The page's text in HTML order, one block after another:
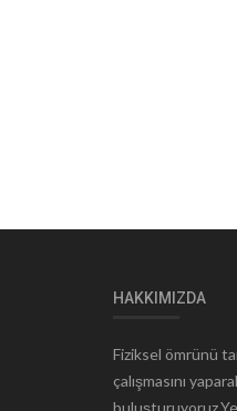
HAKKIMIZDA
Fiziksel ömrünü
çalışmasını